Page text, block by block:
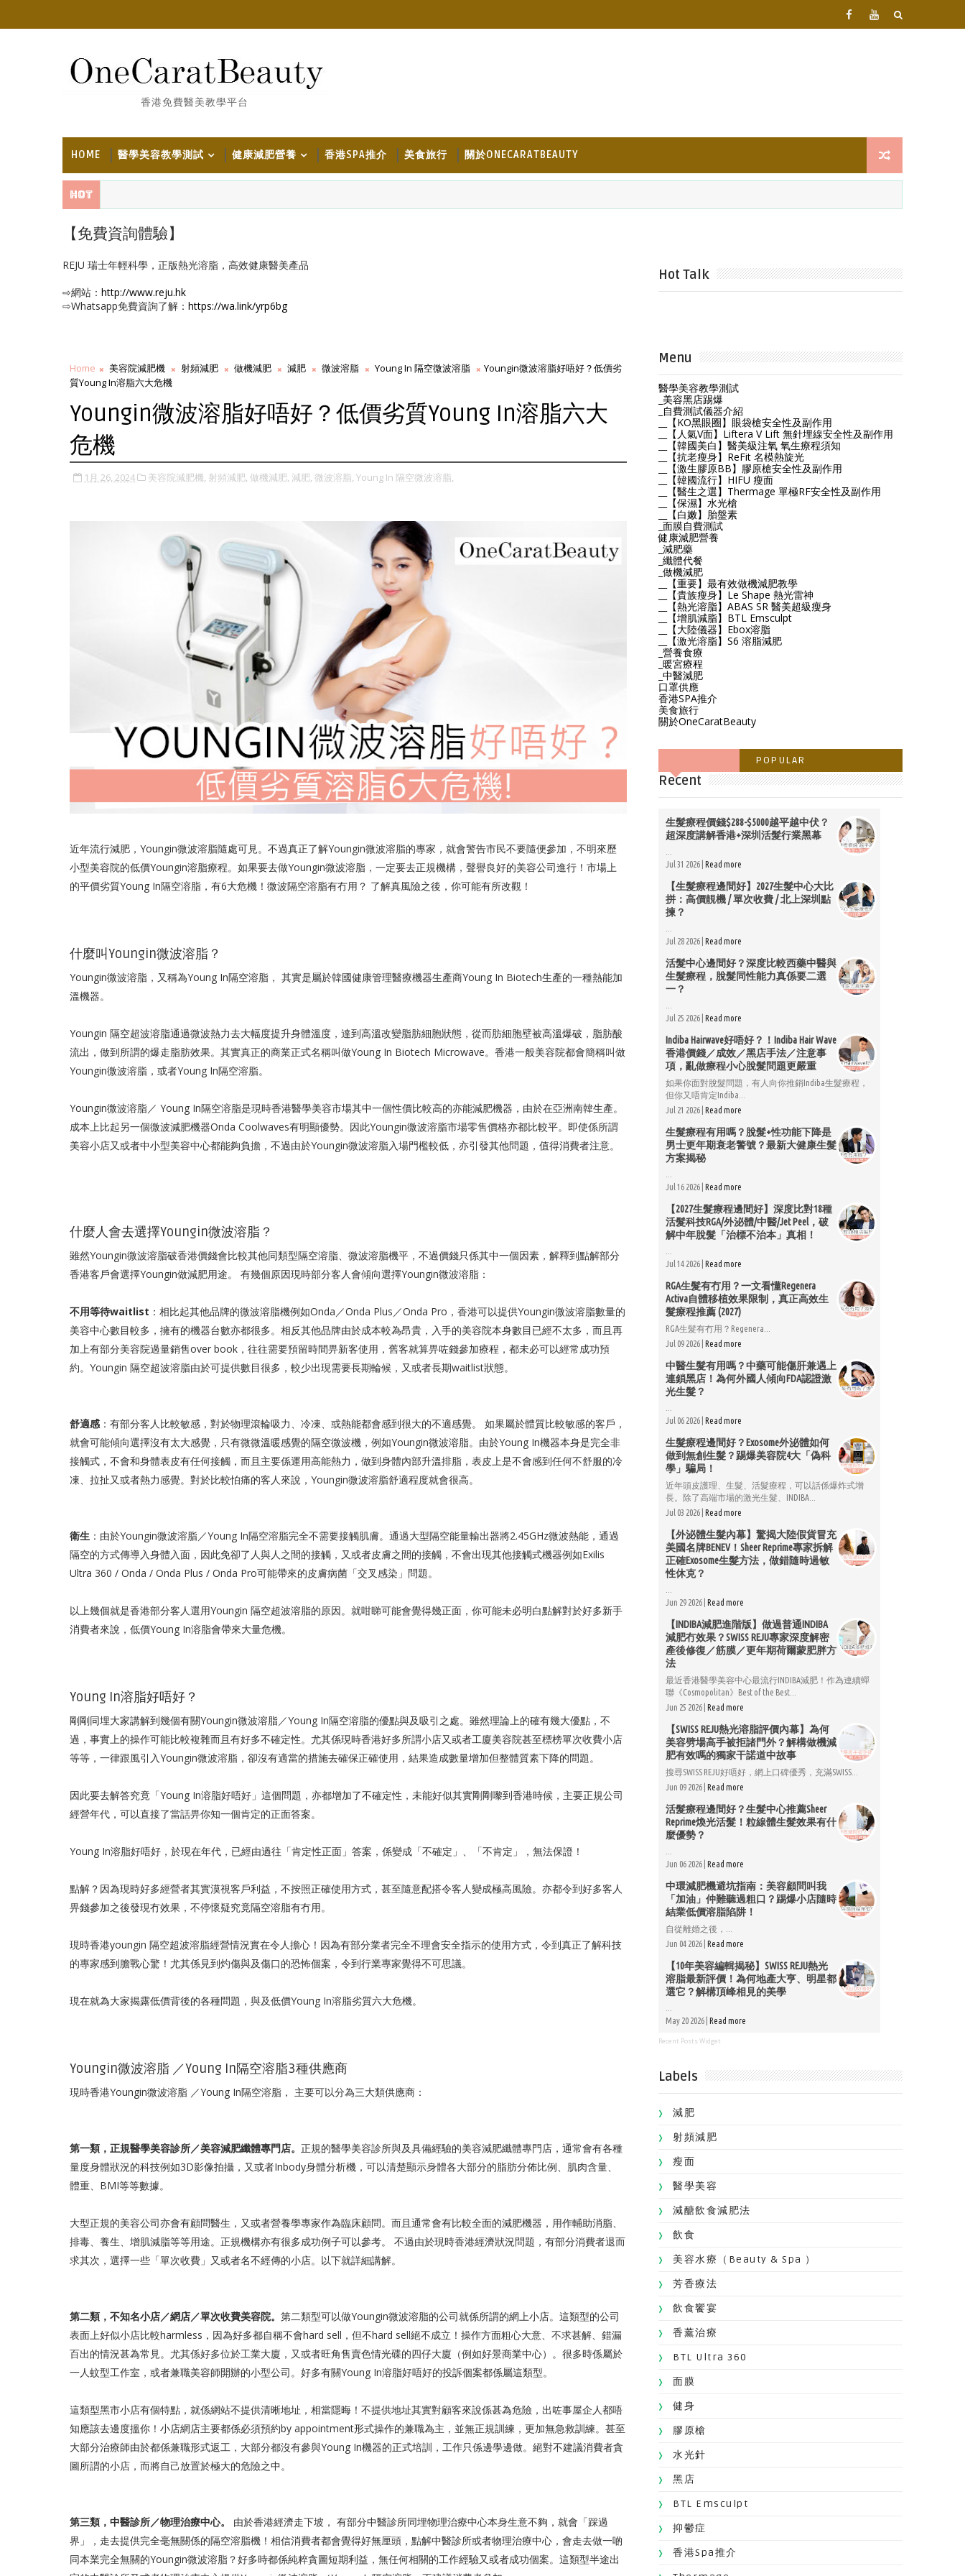
香港免費醫美教學平台
HOME 醫學美容教學測試 健康減肥營養 香港SPA推介 美食旅行 關於ONECARATBEAUTY
Hot
【免費資詢體驗】
REJU 瑞士年輕科學，正版熱光溶脂，高效健康醫美產品
⇨網站： http://www.reju.hk
⇨Whatsapp免費資詢了解： https://wa.link/yrp6bg
Home 美容院減肥機 射頻減肥 做機減肥 減肥 微波溶脂 Young In 隔空微波溶脂
Youngin微波溶脂好唔好？低價劣
質Young In溶脂六大危機
Youngin微波溶脂好唔好？低價劣質Young In溶脂六大
危機
1月 26, 2024 美容院減肥機, 射頻減肥, 做機減肥, 減肥, 微波溶脂, Young In 隔空微波溶脂,
近年流行減肥，Youngin微波溶脂隨處可見。不過真正了解Youngin微波溶脂的專家，就會警告市民不要隨便參加，不明來歷
小型美容院的低價Youngin溶脂療程。如果要去做Youngin微波溶脂，一定要去正規機構，聲譽良好的美容公司進行！市場上
的平價劣質Young In隔空溶脂，有6大危機！微波隔空溶脂有冇用？ 了解真風險之後，你可能有所改觀！
什麼叫Youngin微波溶脂？
Youngin微波溶脂，又稱為Young In隔空溶脂， 其實是屬於韓國健康管理醫療機器生產商Young In Biotech生產的一種熱能加
溫機器。
Youngin 隔空超波溶脂通過微波熱力去大幅度提升身體溫度，達到高溫改變脂肪細胞狀態，從而肪細胞壁被高溫爆破，脂肪酸
流出，做到所謂的爆走脂肪效果。其實真正的商業正式名稱叫做Young In Biotech Microwave。香港一般美容院都會簡稱叫做
Youngin微波溶脂，或者Young In隔空溶脂。
Youngin微波溶脂／ Young In隔空溶脂是現時香港醫學美容市場其中一個性價比較高的亦能減肥機器，由於在亞洲南韓生產。
成本上比起另一個微波減肥機器Onda Coolwaves有明顯優勢。因此Youngin微波溶脂市場零售價格亦都比較平。即使係所謂
美容小店又或者中小型美容中心都能夠負擔，不過由於Youngin微波溶脂入場門檻較低，亦引發其他問題，值得消費者注意。
什麼人會去選擇Youngin微波溶脂？
雖然Youngin微波溶脂破香港價錢會比較其他同類型隔空溶脂、微波溶脂機平，不過價錢只係其中一個因素，解釋到點解部分
香港客戶會選擇Youngin做減肥用途。 有幾個原因現時部分客人會傾向選擇Youngin微波溶脂：
不用等待waitlist ：相比起其他品牌的微波溶脂機例如Onda／Onda Plus／Onda Pro，香港可以提供Youngin微波溶脂數量的
美容中心數目較多，擁有的機器台數亦都很多。相反其他品牌由於成本較為昂貴，入手的美容院本身數目已經不太多，而且再
加上有部分美容院過量銷售over book，往往需要預留時間畀新客使用，舊客就算畀咗錢參加療程，都未必可以經常成功預
約。Youngin 隔空超波溶脂由於可提供數目很多，較少出現需要長期輪候，又或者長期waitlist狀態。
舒適感 ：有部分客人比較敏感，對於物理滾輪吸力、冷凍、或熱能都會感到很大的不適感覺。 如果屬於體質比較敏感的客戶，
就會可能傾向選擇沒有太大感覺，只有微微溫暖感覺的隔空微波機，例如Youngin微波溶脂。由於Young In機器本身是完全非
接觸式，不會和身體表皮有任何接觸，而且主要係運用高能熱力，做到身體內部升溫排脂，表皮上是不會感到任何不舒服的冷
凍、拉扯又或者熱力感覺。對於比較怕痛的客人來說，Youngin微波溶脂舒適程度就會很高。
衛生 ：由於Youngin微波溶脂／Young In隔空溶脂完全不需要接觸肌膚。通過大型隔空能量輸出器將2.45GHz微波熱能，通過
隔空的方式傳導入身體入面，因此免卻了人與人之間的接觸，又或者皮膚之間的接觸，不會出現其他接觸式機器例如Exilis
Ultra 360 / Onda / Onda Plus / Onda Pro可能帶來的皮膚病菌「交叉感染」問題。
以上幾個就是香港部分客人選用Youngin 隔空超波溶脂的原因。就咁睇可能會覺得幾正面，你可能未必明白點解對於好多新手
消費者來說，低價Young In溶脂會帶來大量危機。
Young In溶脂好唔好？
剛剛同埋大家講解到幾個有關Youngin微波溶脂／Young In隔空溶脂的優點與及吸引之處。雖然理論上的確有幾大優點，不
過，事實上的操作可能比較複雜而且有好多不確定性。尤其係現時香港好多所謂小店又或者工廈美容院甚至標榜單次收費小店
等等，一律跟風引入Youngin微波溶脂，卻沒有適當的措施去確保正確使用，結果造成數量增加但整體質素下降的問題。
因此要去解答究竟「Young In溶脂好唔好」這個問題，亦都增加了不確定性，未能好似其實剛剛嚟到香港時候，主要正規公司
經營年代，可以直接了當話畀你知一個肯定的正面答案。
Young In溶脂好唔好，於現在年代，已經由過往「肯定性正面」答案，係變成「不確定」、「不肯定」，無法保證！
點解？因為現時好多經營者其實漠視客戶利益，不按照正確使用方式，甚至隨意配搭令客人變成極高風險。亦都令到好多客人
畀錢參加之後發現冇效果，不停懷疑究竟隔空溶脂有冇用。
現時香港youngin 隔空超波溶脂經營情況實在令人擔心！因為有部分業者完全不理會安全指示的使用方式，令到真正了解科技
的專家感到膽戰心驚！尤其係見到灼傷與及傷口的恐怖個案，令到行業專家覺得不可思議。
現在就為大家揭露低價背後的各種問題，與及低價Young In溶脂劣質六大危機。
Youngin微波溶脂 ／Young In隔空溶脂3種供應商
現時香港Youngin微波溶脂 ／Young In隔空溶脂， 主要可以分為三大類供應商：
第一類，正規醫學美容診所／美容減肥纖體專門店。 正規的醫學美容診所與及具備經驗的美容減肥纖體專門店，通常會有各種
量度身體狀況的科技例如3D影像拍攝，又或者Inbody身體分析機，可以清楚顯示身體各大部分的脂肪分佈比例、肌肉含量、
體重、BMI等等數據。
大型正規的美容公司亦會有顧問醫生，又或者營養學專家作為臨床顧問。而且通常會有比較全面的減肥機器，用作輔助消脂、
排毒、養生、增肌減脂等等用途。正規機構亦有很多成功例子可以參考。 不過由於現時香港經濟狀況問題，有部分消費者退而
求其次，選擇一些「單次收費」又或者名不經傳的小店。以下就詳細講解。
第二類，不知名小店／網店／單次收費美容院。 第二類型可以做Youngin微波溶脂的公司就係所謂的網上小店。這類型的公司
表面上好似小店比較harmless，因為好多都自稱不會hard sell，但不hard sell絕不成立！操作方面粗心大意、不求甚解、錯漏
百出的情況甚為常見。尤其係好多位於工業大廈，又或者旺角售賣色情光碟的四仔大廈（例如好景商業中心）。很多時係屬於
一人蚊型工作室，或者兼職美容師開辦的小型公司。好多有關Young In溶脂好唔好的投訴個案都係屬這類型。
這類型黑市小店有個特點，就係網站不提供清晰地址，相當隱晦！不提供地址其實對顧客來說係甚為危險，出咗事屋企人都唔
知應該去邊度搵你！小店網店主要都係必須預約by appointment形式操作的兼職為主，並無正規訓練，更加無急救訓練。甚至
大部分治療師由於都係兼職形式返工，大部分都沒有參與Young In機器的正式培訓，工作只係邊學邊做。絕對不建議消費者貪
圖所謂的小店，而將自己放置於極大的危險之中。
第三類，中醫診所／物理治療中心。
由於香港經濟走下坡， 有部分中醫診所同埋物理治療中心本身生意不夠，就會「踩過
界」，走去提供完全毫無關係的隔空溶脂機！相信消費者都會覺得好無厘頭，點解中醫診所或者物理治療中心，會走去做一啲
同本業完全無關的Youngin微波溶脂？好多時都係純粹貪圖短期利益，無任何相關的工作經驗又或者成功個案。這類型半途出
Hot Talk
Menu
醫學美容教學測試
_美容黑店踢爆
_自費測試儀器介紹
__【KO黑眼圈】眼袋槍安全性及副作用
__【人氣V面】Liftera V Lift 無針埋線安全性及副作用
__【韓國美白】醫美級注氧 氧生療程須知
__【抗老瘦身】ReFit 名模熱旋光
__【激生膠原BB】膠原槍安全性及副作用
__【韓國流行】HIFU 瘦面
__【醫生之選】Thermage 單極RF安全性及副作用
__【保濕】水光槍
__【白嫩】胎盤素
_面膜自費測試
健康減肥營養
_減肥藥
_纖體代餐
_做機減肥
__【重要】最有效做機減肥教學
__【貴族瘦身】Le Shape 熱光雷神
__【熱光溶脂】ABAS SR 醫美超級瘦身
__【增肌減脂】BTL Emsculpt
__【大陸儀器】Ebox溶脂
__【激光溶脂】S6 溶脂減肥
_營養食療
_暖宮療程
_中醫減肥
口罩供應
香港SPA推介
美食旅行
關於OneCaratBeauty
POPULAR
Recent
生髮療程價錢$288-$5000越平越中伏？
超深度講解香港+深圳活髮行業黑幕
Jul 31 2026 | Read more
【生髮療程邊間好】2027生髮中心大比
拼：高價靚機 / 單次收費 / 北上深圳點
揀？
Jul 28 2026 | Read more
活髮中心邊間好？深度比較西藥中醫與
生髮療程，脫髮同性能力真係要二選
一？
Jul 25 2026 | Read more
Indiba Hairwave好唔好？！Indiba Hair Wave
香港價錢／成效／黑店手法／注意事
項，亂做療程小心脫髮問題更嚴重
如果你面對脫髮問題，有人向你推銷Indiba生髮療程，
但你又唔肯定Indiba...
Jul 21 2026 | Read more
生髮療程有用嗎？脫髮+性功能下降是
男士更年期衰老警號？最新大健康生髮
方案揭秘
Jul 16 2026 | Read more
【2027生髮療程邊間好】深度比對18種
活髮科技RGA/外泌體/中醫/Jet Peel，破
解中年脫髮「治標不治本」真相！
Jul 14 2026 | Read more
RGA生髮有冇用？一文看懂Regenera
Activa自體移植效果限制，真正高效生
髮療程推薦 (2027)
RGA生髮有冇用？Regenera...
Jul 09 2026 | Read more
中醫生髮有用嗎？中藥可能傷肝兼遇上
連鎖黑店！為何外國人傾向FDA認證激
光生髮？
Jul 06 2026 | Read more
生髮療程邊間好？Exosome外泌體如何
做到無創生髮？踢爆美容院4大「偽科
學」騙局！
近年頭皮護理、生髮、活髮療程，可以話係爆炸式增
長。除了高端市場的激光生髮、INDIBA...
Jul 03 2026 | Read more
【外泌體生髮內幕】驚揭大陸假貨冒充
美國名牌BENEV！Sheer Reprime專家拆解
正確Exosome生髮方法，做錯隨時過敏
性休克？
Jun 29 2026 | Read more
【INDIBA減肥進階版】做過普通INDIBA
減肥冇效果？SWISS REJU專家深度解密
產後修復／筋膜／更年期荷爾蒙肥胖方
法
最近香港醫學美容中心最流行INDIBA減肥！作為連續蟬
聯《Cosmopolitan》Best of the Best...
Jun 25 2026 | Read more
【SWISS REJU熱光溶脂評價內幕】為何
美容劈場高手被拒諸門外？解構做機減
肥有效嗎的獨家干諾道中故事
搜尋SWISS REJU好唔好，網上口碑優秀，充滿SWISS...
Jun 09 2026 | Read more
活髮療程邊間好？生髮中心推薦Sheer
Reprime煥光活髮！粒線體生髮效果有什
麼優勢？
Jun 06 2026 | Read more
中環減肥機避坑指南：美容顧問叫我
「加油」仲難聽過粗口？踢爆小店隨時
結業低價溶脂陷阱！
自從離婚之後，...
Jun 04 2026 | Read more
【10年美容編輯揭秘】SWISS REJU熱光
溶脂最新評價！為何地產大亨、明星都
選它？解構頂峰相見的美學
May 20 2026 | Read more
Recent Posts Widget
Labels
減肥
射頻減肥
瘦面
醫學美容
減醣飲食減肥法
飲食
美容水療（Beauty & Spa ）
芳香療法
飲食饗宴
香薰治療
BTL Ultra 360
面膜
健身
膠原槍
水光針
黑店
BTL Emsculpt
抑鬱症
香港Spa推介